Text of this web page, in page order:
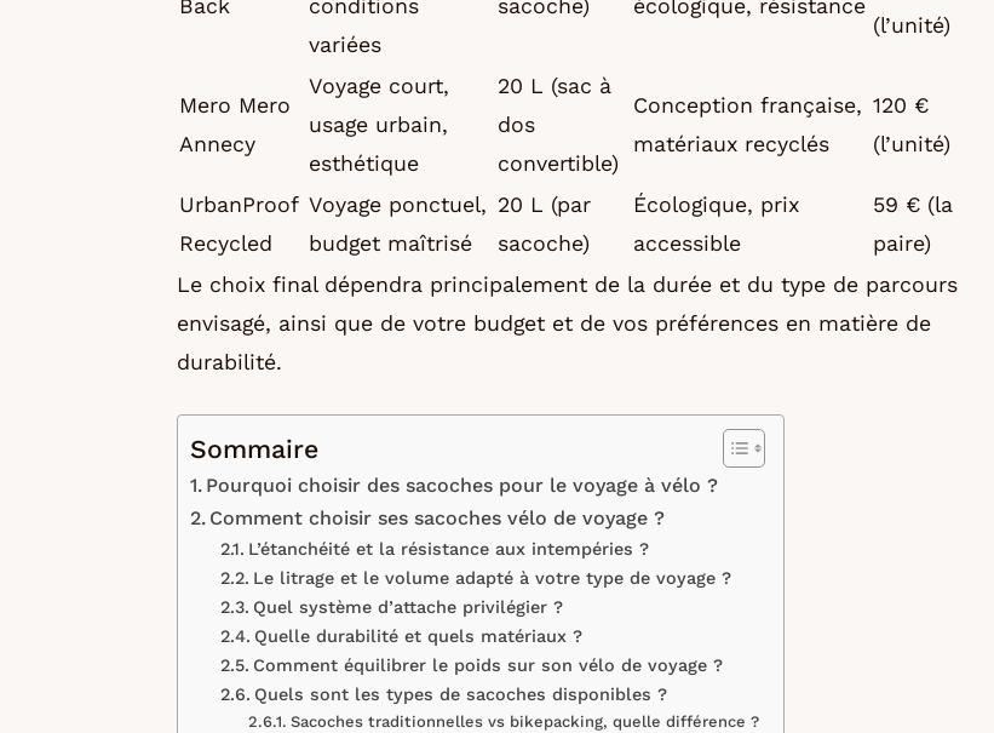
Back
conditions
variées
sacoche)
écologique, résistance
(l’unité)
Mero Mero
Annecy
Voyage court,
usage urbain,
esthétique
20 L (sac à
dos
convertible)
Conception française,
matériaux recyclés
120 €
(l’unité)
UrbanProof
Recycled
Voyage ponctuel,
budget maîtrisé
20 L (par
sacoche)
Écologique, prix
accessible
59 € (la
paire)
Le choix final dépendra principalement de la durée et du type de parcours
envisagé, ainsi que de votre budget et de vos préférences en matière de
durabilité.
Sommaire
Pourquoi choisir des sacoches pour le voyage à vélo ?
Comment choisir ses sacoches vélo de voyage ?
L’étanchéité et la résistance aux intempéries ?
Le litrage et le volume adapté à votre type de voyage ?
Quel système d’attache privilégier ?
Quelle durabilité et quels matériaux ?
Comment équilibrer le poids sur son vélo de voyage ?
Quels sont les types de sacoches disponibles ?
Sacoches traditionnelles vs bikepacking, quelle différence ?